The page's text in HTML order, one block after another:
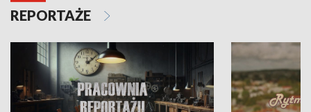
REPORTAŻE